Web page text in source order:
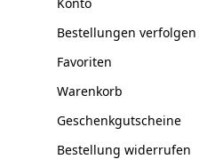
Bestellungen verfolgen
Favoriten
Warenkorb
Geschenkgutscheine
Bestellung widerrufen